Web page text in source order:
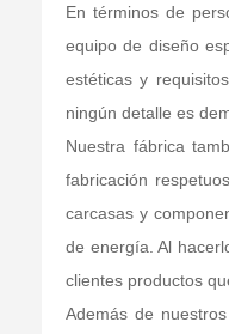
En términos de
equipo de diseño
estéticas y
ningún detalle es
Nuestra fábrica
fabricación
carcasas y
de energía. Al
clientes productos
Además de